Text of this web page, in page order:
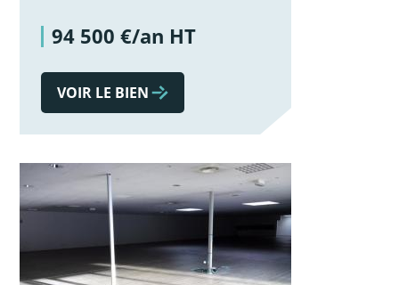
94 500 €/an HT
VOIR LE BIEN